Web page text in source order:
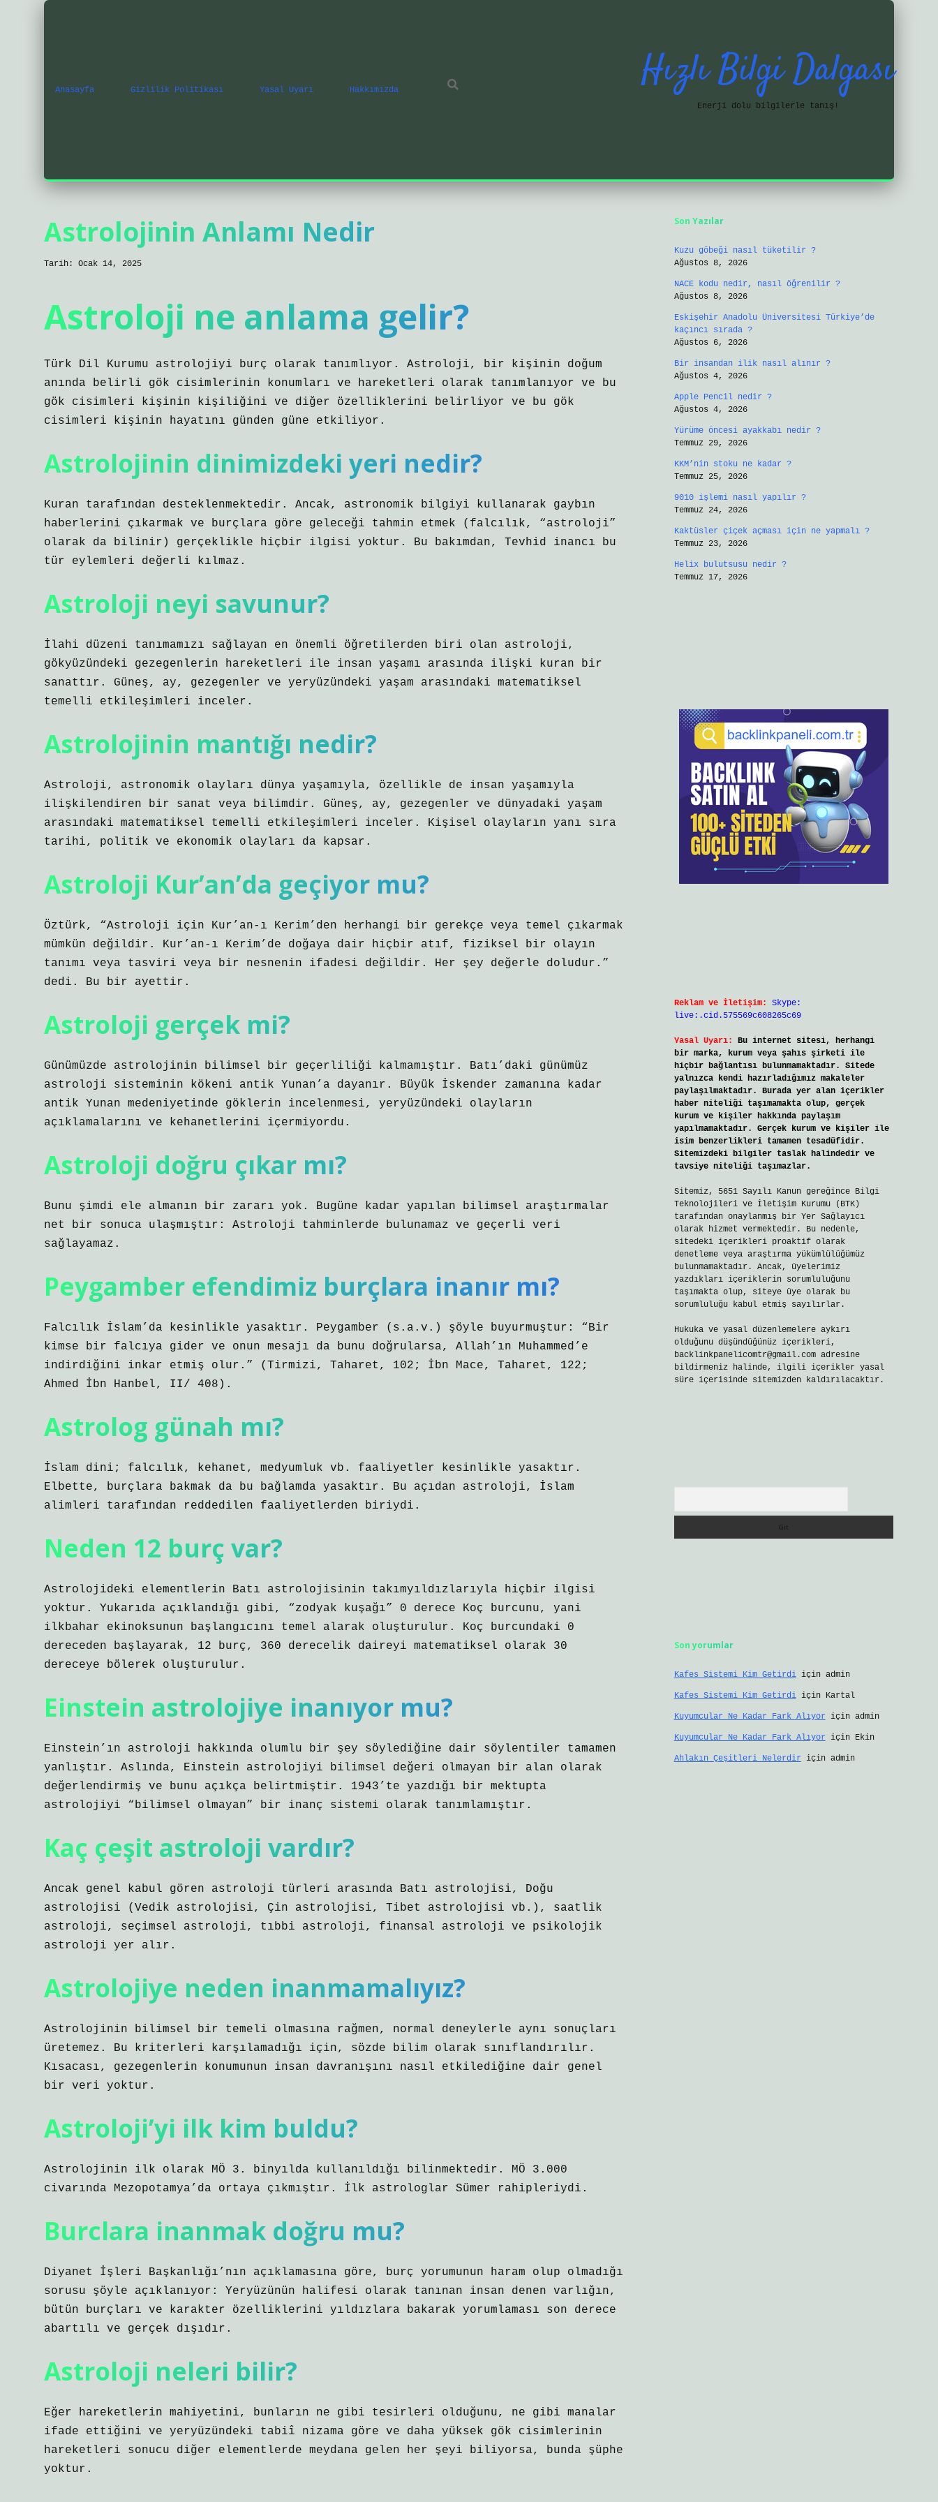
Anasayfa Gizlilik Politikası Yasal Uyarı Hakkımızda Hızlı Bilgi Dalgası
Enerji dolu bilgilerle tanış!
Astrolojinin Anlamı Nedir
Tarih: Ocak 14, 2025
Astroloji ne anlama gelir?
Türk Dil Kurumu astrolojiyi burç olarak tanımlıyor. Astroloji, bir kişinin doğum
anında belirli gök cisimlerinin konumları ve hareketleri olarak tanımlanıyor ve bu
gök cisimleri kişinin kişiliğini ve diğer özelliklerini belirliyor ve bu gök
cisimleri kişinin hayatını günden güne etkiliyor.
Astrolojinin dinimizdeki yeri nedir?
Kuran tarafından desteklenmektedir. Ancak, astronomik bilgiyi kullanarak gaybın
haberlerini çıkarmak ve burçlara göre geleceği tahmin etmek (falcılık, “astroloji”
olarak da bilinir) gerçeklikle hiçbir ilgisi yoktur. Bu bakımdan, Tevhid inancı bu
tür eylemleri değerli kılmaz.
Astroloji neyi savunur?
İlahi düzeni tanımamızı sağlayan en önemli öğretilerden biri olan astroloji,
gökyüzündeki gezegenlerin hareketleri ile insan yaşamı arasında ilişki kuran bir
sanattır. Güneş, ay, gezegenler ve yeryüzündeki yaşam arasındaki matematiksel
temelli etkileşimleri inceler.
Astrolojinin mantığı nedir?
Astroloji, astronomik olayları dünya yaşamıyla, özellikle de insan yaşamıyla
ilişkilendiren bir sanat veya bilimdir. Güneş, ay, gezegenler ve dünyadaki yaşam
arasındaki matematiksel temelli etkileşimleri inceler. Kişisel olayların yanı sıra
tarihi, politik ve ekonomik olayları da kapsar.
Astroloji Kur’an’da geçiyor mu?
Öztürk, “Astroloji için Kur’an-ı Kerim’den herhangi bir gerekçe veya temel çıkarmak
mümkün değildir. Kur’an-ı Kerim’de doğaya dair hiçbir atıf, fiziksel bir olayın
tanımı veya tasviri veya bir nesnenin ifadesi değildir. Her şey değerle doludur.”
dedi. Bu bir ayettir.
Astroloji gerçek mi?
Günümüzde astrolojinin bilimsel bir geçerliliği kalmamıştır. Batı’daki günümüz
astroloji sisteminin kökeni antik Yunan’a dayanır. Büyük İskender zamanına kadar
antik Yunan medeniyetinde göklerin incelenmesi, yeryüzündeki olayların
açıklamalarını ve kehanetlerini içermiyordu.
Astroloji doğru çıkar mı?
Bunu şimdi ele almanın bir zararı yok. Bugüne kadar yapılan bilimsel araştırmalar
net bir sonuca ulaşmıştır: Astroloji tahminlerde bulunamaz ve geçerli veri
sağlayamaz.
Peygamber efendimiz burçlara inanır mı?
Falcılık İslam’da kesinlikle yasaktır. Peygamber (s.a.v.) şöyle buyurmuştur: “Bir
kimse bir falcıya gider ve onun mesajı da bunu doğrularsa, Allah’ın Muhammed’e
indirdiğini inkar etmiş olur.” (Tirmizi, Taharet, 102; İbn Mace, Taharet, 122;
Ahmed İbn Hanbel, II/ 408).
Astrolog günah mı?
İslam dini; falcılık, kehanet, medyumluk vb. faaliyetler kesinlikle yasaktır.
Elbette, burçlara bakmak da bu bağlamda yasaktır. Bu açıdan astroloji, İslam
alimleri tarafından reddedilen faaliyetlerden biriydi.
Neden 12 burç var?
Astrolojideki elementlerin Batı astrolojisinin takımyıldızlarıyla hiçbir ilgisi
yoktur. Yukarıda açıklandığı gibi, “zodyak kuşağı” 0 derece Koç burcunu, yani
ilkbahar ekinoksunun başlangıcını temel alarak oluşturulur. Koç burcundaki 0 ​​
dereceden başlayarak, 12 burç, 360 derecelik daireyi matematiksel olarak 30
dereceye bölerek oluşturulur.
Einstein astrolojiye inanıyor mu?
Einstein’ın astroloji hakkında olumlu bir şey söylediğine dair söylentiler tamamen
yanlıştır. Aslında, Einstein astrolojiyi bilimsel değeri olmayan bir alan olarak
değerlendirmiş ve bunu açıkça belirtmiştir. 1943’te yazdığı bir mektupta
astrolojiyi “bilimsel olmayan” bir inanç sistemi olarak tanımlamıştır.
Kaç çeşit astroloji vardır?
Ancak genel kabul gören astroloji türleri arasında Batı astrolojisi, Doğu
astrolojisi (Vedik astrolojisi, Çin astrolojisi, Tibet astrolojisi vb.), saatlik
astroloji, seçimsel astroloji, tıbbi astroloji, finansal astroloji ve psikolojik
astroloji yer alır.
Astrolojiye neden inanmamalıyız?
Astrolojinin bilimsel bir temeli olmasına rağmen, normal deneylerle aynı sonuçları
üretemez. Bu kriterleri karşılamadığı için, sözde bilim olarak sınıflandırılır.
Kısacası, gezegenlerin konumunun insan davranışını nasıl etkilediğine dair genel
bir veri yoktur.
Astroloji’yi ilk kim buldu?
Astrolojinin ilk olarak MÖ 3. binyılda kullanıldığı bilinmektedir. MÖ 3.000
civarında Mezopotamya’da ortaya çıkmıştır. İlk astrologlar Sümer rahipleriydi.
Burclara inanmak doğru mu?
Diyanet İşleri Başkanlığı’nın açıklamasına göre, burç yorumunun haram olup olmadığı
sorusu şöyle açıklanıyor: Yeryüzünün halifesi olarak tanınan insan denen varlığın,
bütün burçları ve karakter özelliklerini yıldızlara bakarak yorumlaması son derece
abartılı ve gerçek dışıdır.
Astroloji neleri bilir?
Eğer hareketlerin mahiyetini, bunların ne gibi tesirleri olduğunu, ne gibi manalar
ifade ettiğini ve yeryüzündeki tabiî nizama göre ve daha yüksek gök cisimlerinin
hareketleri sonucu diğer elementlerde meydana gelen her şeyi biliyorsa, bunda şüphe
yoktur.
Sidebar
Son Yazılar
Kuzu göbeği nasıl tüketilir ?
Ağustos 8, 2026
NACE kodu nedir, nasıl öğrenilir ?
Ağustos 8, 2026
Eskişehir Anadolu Üniversitesi Türkiye’de
kaçıncı sırada ?
Ağustos 6, 2026
Bir insandan ilik nasıl alınır ?
Ağustos 4, 2026
Apple Pencil nedir ?
Ağustos 4, 2026
Yürüme öncesi ayakkabı nedir ?
Temmuz 29, 2026
KKM’nin stoku ne kadar ?
Temmuz 25, 2026
9010 işlemi nasıl yapılır ?
Temmuz 24, 2026
Kaktüsler çiçek açması için ne yapmalı ?
Temmuz 23, 2026
Helix bulutsusu nedir ?
Temmuz 17, 2026
Reklam ve İletişim:
Skype:
live:.cid.575569c608265c69
Yasal Uyarı:
Bu internet sitesi, herhangi
bir marka, kurum veya şahıs şirketi ile
hiçbir bağlantısı bulunmamaktadır. Sitede
yalnızca kendi hazırladığımız makaleler
paylaşılmaktadır. Burada yer alan içerikler
haber niteliği taşımamakta olup, gerçek
kurum ve kişiler hakkında paylaşım
yapılmamaktadır. Gerçek kurum ve kişiler ile
isim benzerlikleri tamamen tesadüfidir.
Sitemizdeki bilgiler taslak halindedir ve
tavsiye niteliği taşımazlar.
Sitemiz, 5651 Sayılı Kanun gereğince Bilgi
Teknolojileri ve İletişim Kurumu (BTK)
tarafından onaylanmış bir Yer Sağlayıcı
olarak hizmet vermektedir. Bu nedenle,
sitedeki içerikleri proaktif olarak
denetleme veya araştırma yükümlülüğümüz
bulunmamaktadır. Ancak, üyelerimiz
yazdıkları içeriklerin sorumluluğunu
taşımakta olup, siteye üye olarak bu
sorumluluğu kabul etmiş sayılırlar.
Hukuka ve yasal düzenlemelere aykırı
olduğunu düşündüğünüz içerikleri,
backlinkpanelicomtr@gmail.comadresine
bildirmeniz halinde, ilgili içerikler yasal
süre içerisinde sitemizden kaldırılacaktır.
Son yorumlar
Kafes Sistemi Kim Getirdiiçin admin
Kafes Sistemi Kim Getirdiiçin Kartal
Kuyumcular Ne Kadar Fark Alıyor için admin
Kuyumcular Ne Kadar Fark Alıyor için Ekin
Ahlakın Çeşitleri Nelerdir için admin
https://ilbetgir.net/betexper yeni